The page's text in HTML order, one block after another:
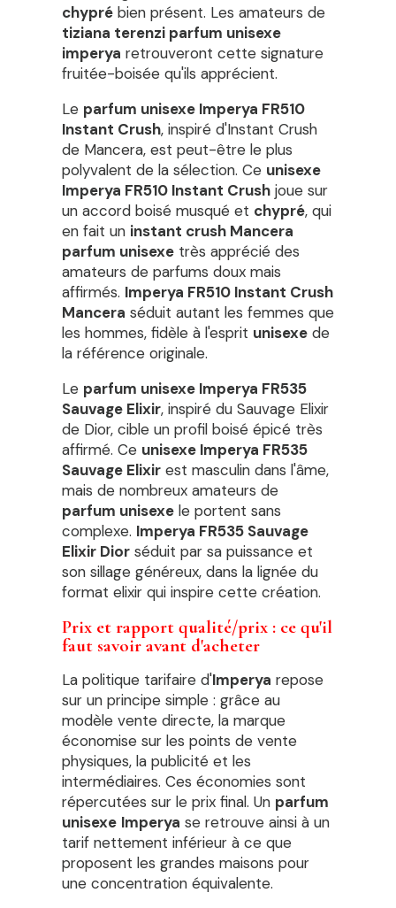
chypré bien présent. Les amateurs de
tiziana terenzi parfum unisexe
imperya retrouveront cette signature
fruitée-boisée qu'ils apprécient.
Le parfum unisexe Imperya FR510
Instant Crush, inspiré d'Instant Crush
de Mancera, est peut-être le plus
polyvalent de la sélection. Ce unisexe
Imperya FR510 Instant Crush joue sur
un accord boisé musqué et chypré, qui
en fait un instant crush Mancera
parfum unisexe très apprécié des
amateurs de parfums doux mais
affirmés. Imperya FR510 Instant Crush
Mancera séduit autant les femmes que
les hommes, fidèle à l'esprit unisexe de
la référence originale.
Le parfum unisexe Imperya FR535
Sauvage Elixir, inspiré du Sauvage Elixir
de Dior, cible un profil boisé épicé très
affirmé. Ce unisexe Imperya FR535
Sauvage Elixir est masculin dans l'âme,
mais de nombreux amateurs de
parfum unisexe le portent sans
complexe. Imperya FR535 Sauvage
Elixir Dior séduit par sa puissance et
son sillage généreux, dans la lignée du
format elixir qui inspire cette création.
Prix et rapport qualité/prix : ce qu'il
faut savoir avant d'acheter
La politique tarifaire d'Imperya repose
sur un principe simple : grâce au
modèle vente directe, la marque
économise sur les points de vente
physiques, la publicité et les
intermédiaires. Ces économies sont
répercutées sur le prix final. Un parfum
unisexe Imperya se retrouve ainsi à un
tarif nettement inférieur à ce que
proposent les grandes maisons pour
une concentration équivalente.